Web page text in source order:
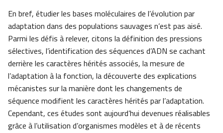
En bref, étudier les bases moléculaires de l’évolution par
adaptation dans des populations sauvages n’est pas aisé.
Parmi les défis à relever, citons la définition des pressions
sélectives, l’identification des séquences d’ADN se cachant
derrière les caractères hérités associés, la mesure de
l’adaptation à la fonction, la découverte des explications
mécanistes sur la manière dont les changements de
séquence modifient les caractères hérités par l’adaptation.
Cependant, ces études sont aujourd’hui devenues réalisables
grâce à l’utilisation d’organismes modèles et à de récents